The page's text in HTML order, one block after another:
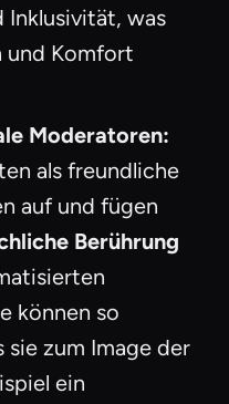
Inklusivität, was
und Komfort
Moderatoren:
als freundliche
auf und fügen
Berührung
können so
sie zum Image der
ein